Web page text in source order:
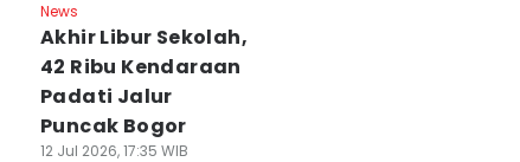
News
Akhir Libur Sekolah,
42 Ribu Kendaraan
Padati Jalur
Puncak Bogor
12 Jul 2026, 17:35 WIB